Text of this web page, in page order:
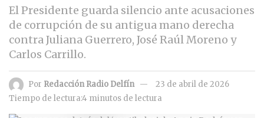
El Presidente guarda silencio ante acusaciones
de corrupción de su antigua mano derecha
contra Juliana Guerrero, José Raúl Moreno y
Carlos Carrillo.
Por Redacción Radio Delfín
23 de abril de 2026
Tiempo de lectura:4 minutos de lectura